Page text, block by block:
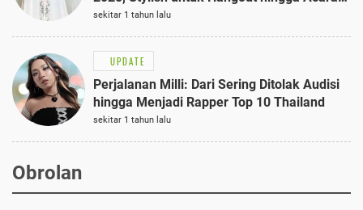
Semi-Formal
sekitar 1 tahun lalu
UPDATE
Perjalanan Milli: Dari Sering Ditolak Audisi
hingga Menjadi Rapper Top 10 Thailand
sekitar 1 tahun lalu
Obrolan